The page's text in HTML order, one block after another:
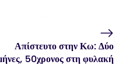
Απίστευτο στην Κω: Δύο
50χρονος στη φυλακή